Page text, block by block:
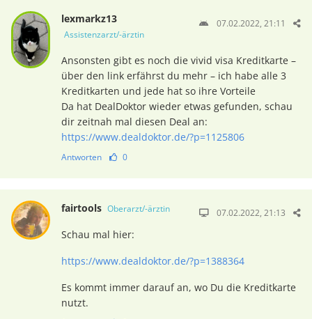
lexmarkz13
Assistenzarzt/-ärztin
07.02.2022, 21:11
Ansonsten gibt es noch die vivid visa Kreditkarte –
über den link erfährst du mehr – ich habe alle 3
Kreditkarten und jede hat so ihre Vorteile
Da hat DealDoktor wieder etwas gefunden, schau
dir zeitnah mal diesen Deal an:
https://www.dealdoktor.de/?p=1125806
Antworten 0
fairtools Oberarzt/-ärztin 07.02.2022, 21:13
Schau mal hier:
https://www.dealdoktor.de/?p=1388364
Es kommt immer darauf an, wo Du die Kreditkarte
nutzt.